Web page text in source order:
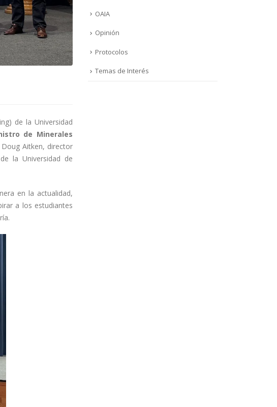
de la Universidad
de Minerales
Aitken, director
la Universidad de
en la actualidad,
a los estudiantes
OAIA
Opinión
Protocolos
Temas de Interés